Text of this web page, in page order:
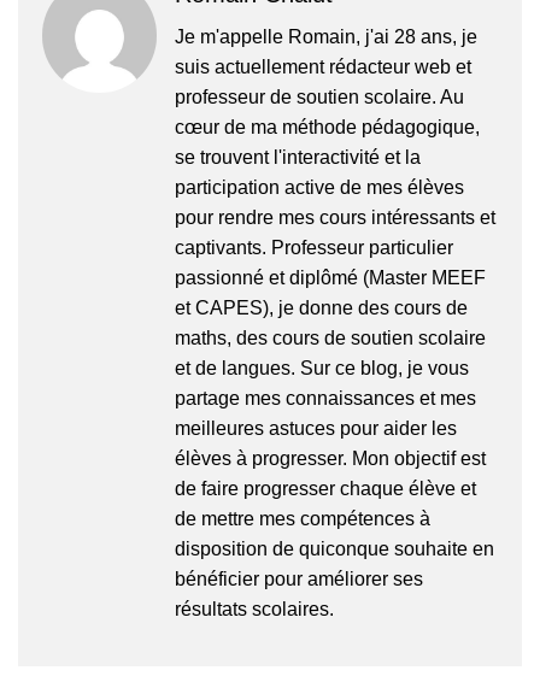
Je m'appelle Romain, j'ai 28 ans, je
suis actuellement rédacteur web et
professeur de soutien scolaire. Au
cœur de ma méthode pédagogique,
se trouvent l'interactivité et la
participation active de mes élèves
pour rendre mes cours intéressants et
captivants. Professeur particulier
passionné et diplômé (Master MEEF
et CAPES), je donne des cours de
maths, des cours de soutien scolaire
et de langues. Sur ce blog, je vous
partage mes connaissances et mes
meilleures astuces pour aider les
élèves à progresser. Mon objectif est
de faire progresser chaque élève et
de mettre mes compétences à
disposition de quiconque souhaite en
bénéficier pour améliorer ses
résultats scolaires.